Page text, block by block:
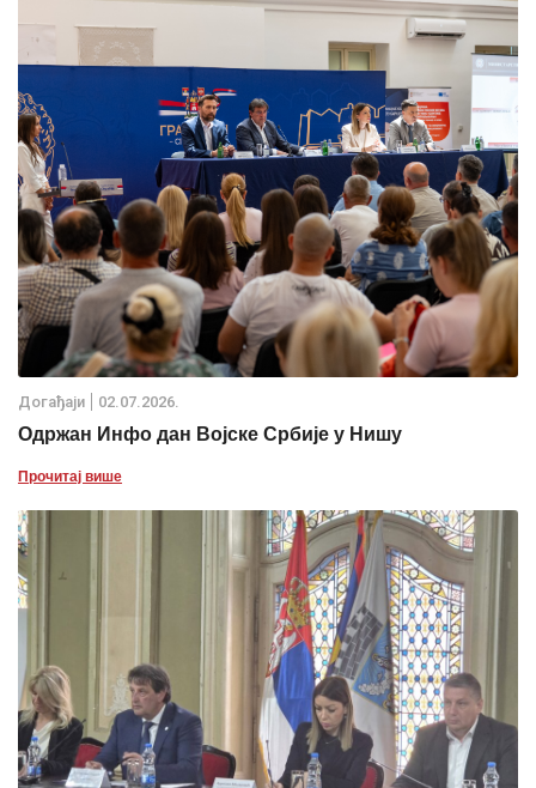
Дoгађаjи 02.07.2026.
Одржан Инфо дан Војске Србије у Нишу
Прочитај више